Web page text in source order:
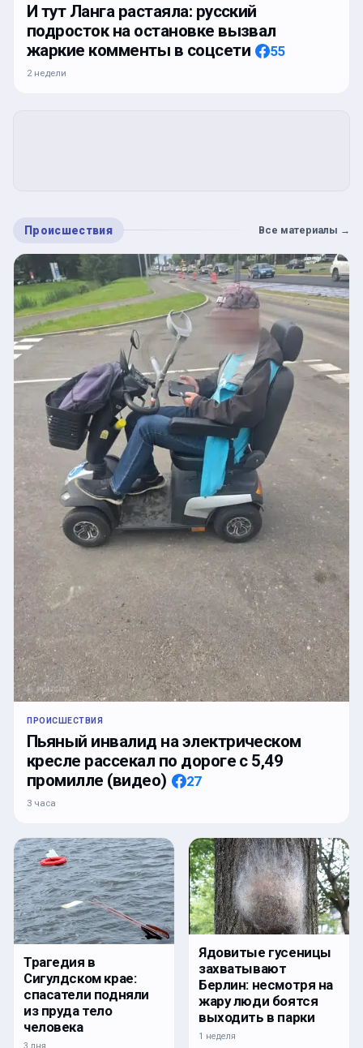
И тут Ланга растаяла: русский
подросток на остановке вызвал
жаркие комменты в соцсети
55
2 недели
Происшествия Все материалы →
ПРОИСШЕСТВИЯ
Пьяный инвалид на электрическом
кресле рассекал по дороге с 5,49
промилле (видео)
27
3 часа
Трагедия в
Сигулдском крае:
спасатели подняли
из пруда тело
человека
Ядовитые гусеницы
захватывают
Берлин: несмотря на
жару люди боятся
выходить в парки
1 неделя